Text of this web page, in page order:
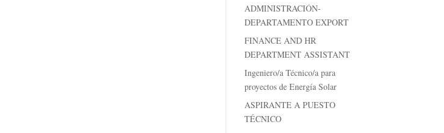
ADMINISTRACIÓN-
DEPARTAMENTO EXPORT
FINANCE AND HR
DEPARTMENT ASSISTANT
Ingeniero/a Técnico/a para
proyectos de Energía Solar
ASPIRANTE A PUESTO
TÉCNICO